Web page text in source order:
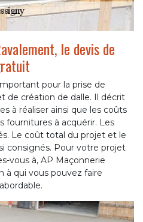
le devis de
pour la prise de
de création de dalle. Il décrit
à réaliser ainsi que les coûts
fournitures à acquérir. Les
Le coût total du projet et le
consignés. Pour votre projet
vous à, AP Maçonnerie
à qui vous pouvez faire